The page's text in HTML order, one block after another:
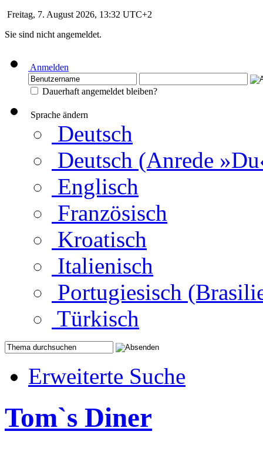
Freitag, 7. August 2026, 13:32 UTC+2
Sie sind nicht angemeldet.
Anmelden
Dauerhaft angemeldet bleiben?
Sprache ändern
Deutsch
Deutsch (Anrede
Englisch
Französisch
Kroatisch
Italienisch
Portugiesisch
Türkisch
Erweiterte Suche
Tom`s Diner